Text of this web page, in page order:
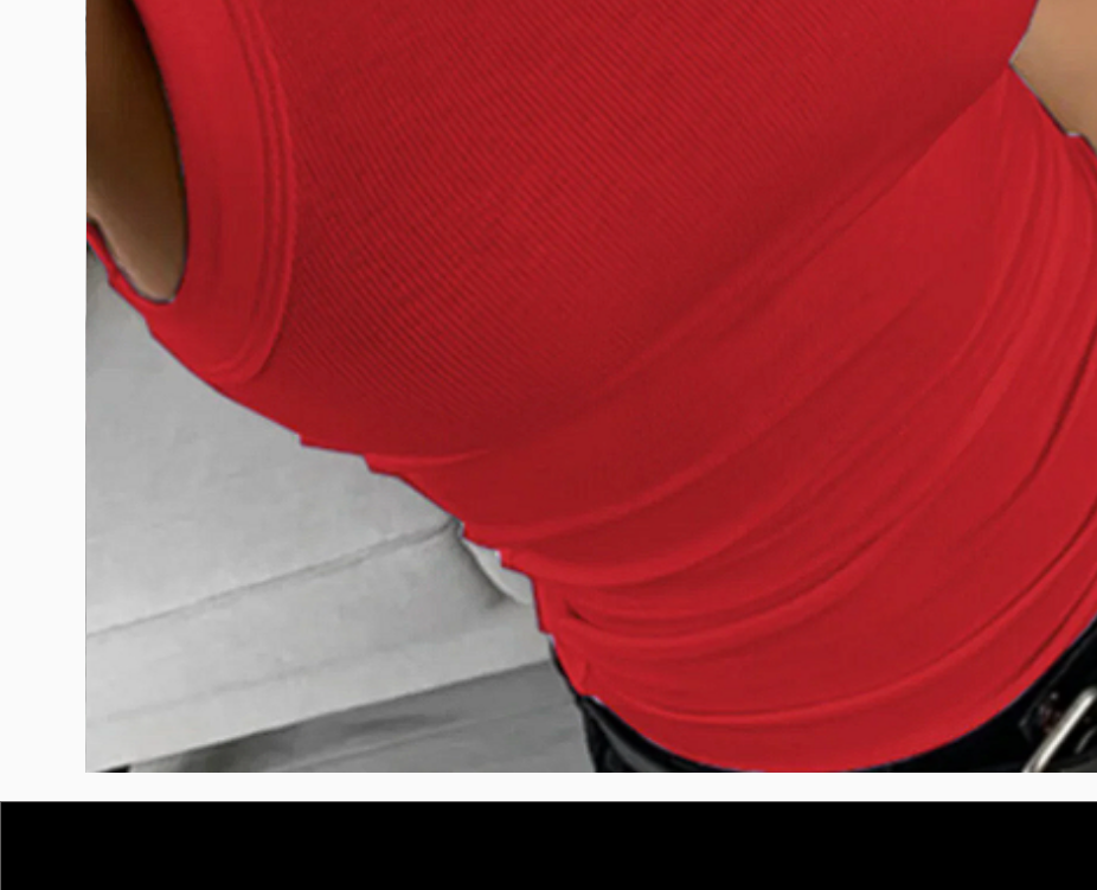
תצוגה מהירה